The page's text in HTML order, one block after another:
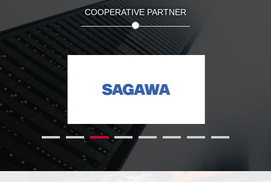
COOPERATIVE PARTNER